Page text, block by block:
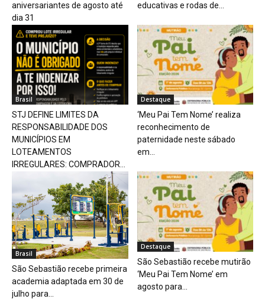
aniversariantes de agosto até
dia 31
educativas e rodas de...
Brasil
STJ DEFINE LIMITES DA
RESPONSABILIDADE DOS
MUNICÍPIOS EM
LOTEAMENTOS
IRREGULARES: COMPRADOR...
Destaque
‘Meu Pai Tem Nome’ realiza
reconhecimento de
paternidade neste sábado
em...
Brasil
São Sebastião recebe primeira
academia adaptada em 30 de
julho para...
Destaque
São Sebastião recebe mutirão
‘Meu Pai Tem Nome’ em
agosto para...